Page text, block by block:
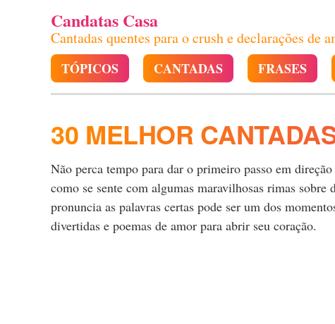
Candatas Casa
Cantadas quentes para o crush e declarações de
TÓPICOS CANTADAS FRASES
30 MELHOR
Não perca tempo para dar o primeiro passo em
como se sente com algumas maravilhosas rimas
pronuncia as palavras certas pode ser um dos
divertidas e poemas de amor para abrir seu coração.